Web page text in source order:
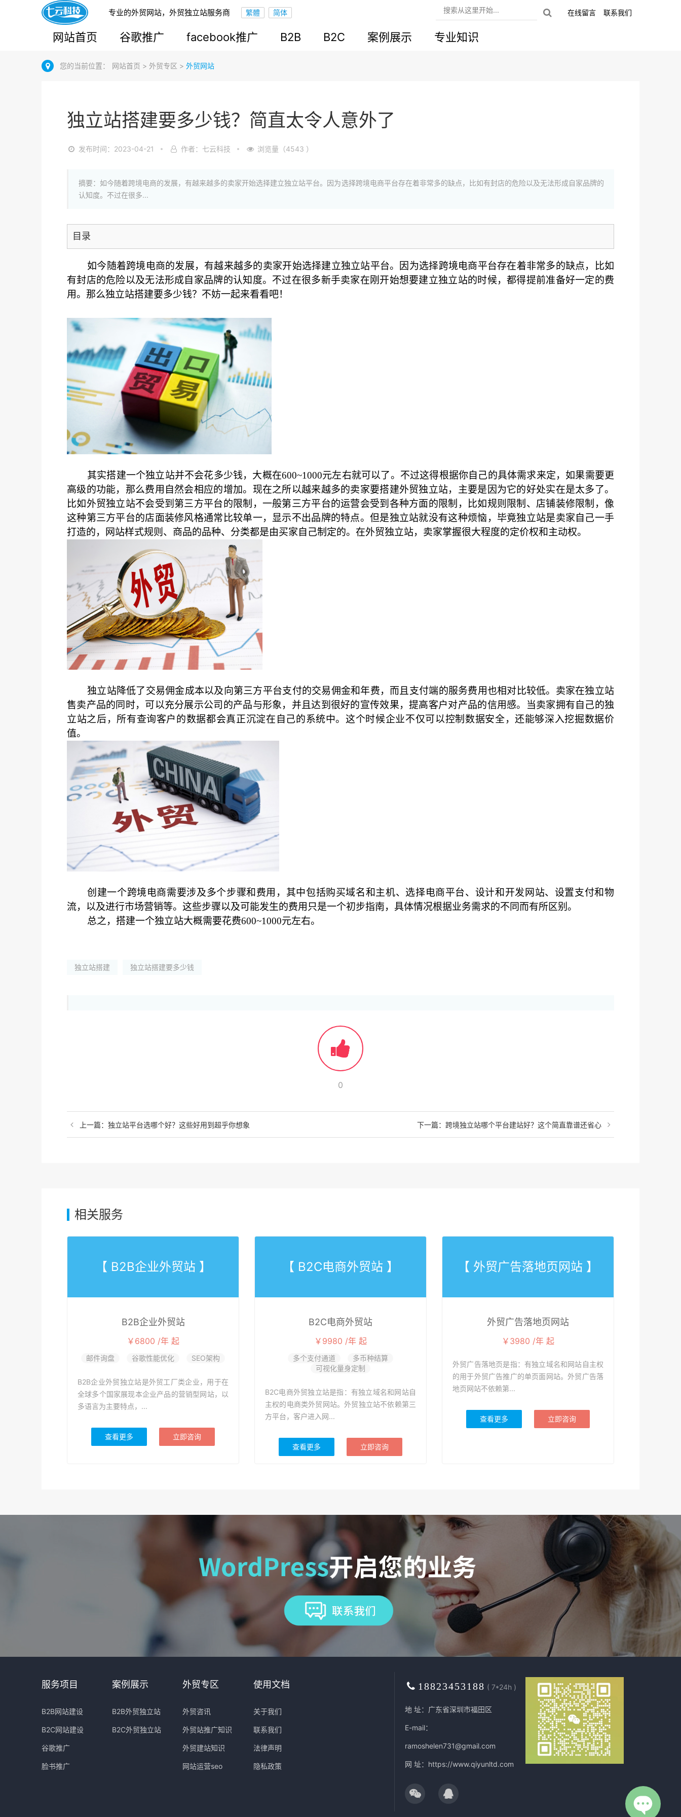
专业的外贸网站，外贸独立站服务商 在线留言 联系我们
网站首页 谷歌推广 facebook推广 B2B B2C 案例展示 专业知识
您的当前位置： 网站首页 > 外贸专区 > 外贸网站
独立站搭建要多少钱？简直太令人意外了
发布时间：2023-04-21 作者：七云科技 浏览量（4543 ）
摘要：如今随着跨境电商的发展，有越来越多的卖家开始选择建立独立站平台。因为选择跨境电商平台存在着非常多的缺点，比如有封店的危险以及无法形成自家品牌的
认知度。不过在很多...
目录
如今随着跨境电商的发展，有越来越多的卖家开始选择建立独立站平台。因为选择跨境电商平台存在着非常多的缺点，比如
有封店的危险以及无法形成自家品牌的认知度。不过在很多新手卖家在刚开始想要建立独立站的时候，都得提前准备好一定的费
用。那么独立站搭建要多少钱？不妨一起来看看吧！
其实搭建一个独立站并不会花多少钱，大概在600~1000元左右就可以了。不过这得根据你自己的具体需求来定，如果需要更
高级的功能，那么费用自然会相应的增加。现在之所以越来越多的卖家要搭建外贸独立站，主要是因为它的好处实在是太多了。
比如外贸独立站不会受到第三方平台的限制，一般第三方平台的运营会受到各种方面的限制，比如规则限制、店铺装修限制，像
这种第三方平台的店面装修风格通常比较单一，显示不出品牌的特点。但是独立站就没有这种烦恼，毕竟独立站是卖家自己一手
打造的，网站样式规则、商品的品种、分类都是由买家自己制定的。在外贸独立站，卖家掌握很大程度的定价权和主动权。
独立站降低了交易佣金成本以及向第三方平台支付的交易佣金和年费，而且支付端的服务费用也相对比较低。卖家在独立站
售卖产品的同时，可以充分展示公司的产品与形象，并且达到很好的宣传效果，提高客户对产品的信用感。当卖家拥有自己的独
立站之后，所有查询客户的数据都会真正沉淀在自己的系统中。这个时候企业不仅可以控制数据安全，还能够深入挖掘数据价
值。
创建一个跨境电商需要涉及多个步骤和费用，其中包括购买域名和主机、选择电商平台、设计和开发网站、设置支付和物
流，以及进行市场营销等。这些步骤以及可能发生的费用只是一个初步指南，具体情况根据业务需求的不同而有所区别。
总之，搭建一个独立站大概需要花费600~1000元左右。
独立站搭建 独立站搭建要多少钱
0
上一篇：独立站平台选哪个好？这些好用到超乎你想象 下一篇：跨境独立站哪个平台建站好？这个简直靠谱还省心
相关服务
【 B2B企业外贸站 】
B2B企业外贸站
￥6800 /年 起
邮件询盘 谷歌性能优化 SEO架构
B2B企业外贸独立站是外贸工厂类企业，用于在
全球多个国家展现本企业产品的营销型网站，以
多语言为主要特点，...
查看更多 立即咨询
【 B2C电商外贸站 】
B2C电商外贸站
￥9980 /年 起
多个支付通道
多币种结算
可视化量身定制
B2C电商外贸独立站是指：有独立域名和网站自
主权的电商类外贸网站。外贸独立站不依赖第三
方平台，客户进入网...
查看更多 立即咨询
【 外贸广告落地页网站 】
外贸广告落地页网站
￥3980 /年 起
外贸广告落地页是指：有独立域名和网站自主权
的用于外贸广告推广的单页面网站。外贸广告落
地页网站不依赖第...
查看更多 立即咨询
服务项目
B2B网站建设
B2C网站建设
谷歌推广
脸书推广
案例展示
B2B外贸独立站
B2C外贸独立站
外贸专区
外贸咨讯
外贸站推广知识
外贸建站知识
网站运营seo
使用文档
关于我们
联系我们
法律声明
隐私政策
18823453188 ( 7*24h )
地 址：广东省深圳市福田区
E-mail：
ramoshelen731@gmail.com
网 址： https://www.qiyunltd.com